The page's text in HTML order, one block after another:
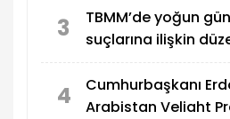
3
TBMM’de yoğun
suçlarına ilişkin
4
Cumhurbaşkanı
Arabistan Veliaht